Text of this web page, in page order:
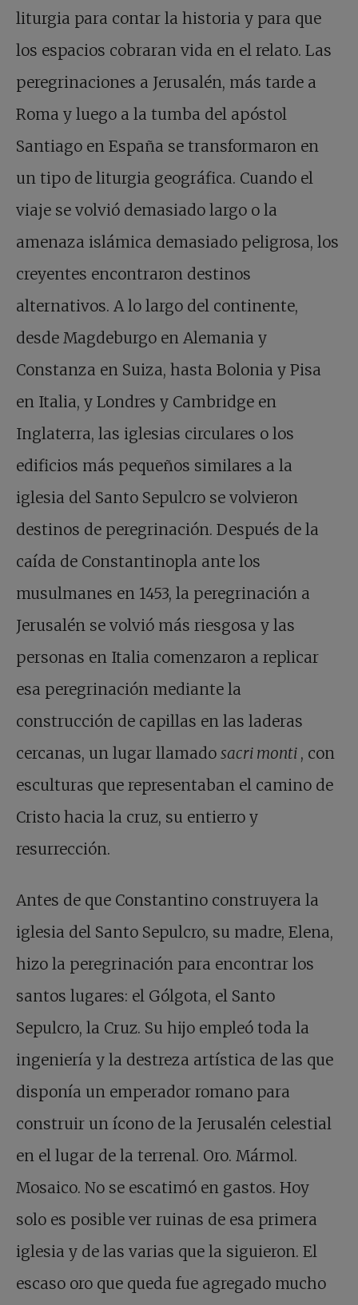
liturgia para contar la historia y para que
los espacios cobraran vida en el relato. Las
peregrinaciones a Jerusalén, más tarde a
Roma y luego a la tumba del apóstol
Santiago en España se transformaron en
un tipo de liturgia geográfica. Cuando el
viaje se volvió demasiado largo o la
amenaza islámica demasiado peligrosa, los
creyentes encontraron destinos
alternativos. A lo largo del continente,
desde Magdeburgo en Alemania y
Constanza en Suiza, hasta Bolonia y Pisa
en Italia, y Londres y Cambridge en
Inglaterra, las iglesias circulares o los
edificios más pequeños similares a la
iglesia del Santo Sepulcro se volvieron
destinos de peregrinación. Después de la
caída de Constantinopla ante los
musulmanes en 1453, la peregrinación a
Jerusalén se volvió más riesgosa y las
personas en Italia comenzaron a replicar
esa peregrinación mediante la
construcción de capillas en las laderas
cercanas, un lugar llamado sacri monti , con
esculturas que representaban el camino de
Cristo hacia la cruz, su entierro y
resurrección.
Antes de que Constantino construyera la
iglesia del Santo Sepulcro, su madre, Elena,
hizo la peregrinación para encontrar los
santos lugares: el Gólgota, el Santo
Sepulcro, la Cruz. Su hijo empleó toda la
ingeniería y la destreza artística de las que
disponía un emperador romano para
construir un ícono de la Jerusalén celestial
en el lugar de la terrenal. Oro. Mármol.
Mosaico. No se escatimó en gastos. Hoy
solo es posible ver ruinas de esa primera
iglesia y de las varias que la siguieron. El
escaso oro que queda fue agregado mucho